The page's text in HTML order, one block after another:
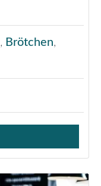
, Brötchen,